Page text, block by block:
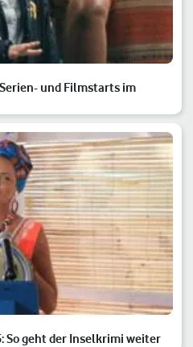
und Filmstarts im
So geht der Inselkrimi weiter